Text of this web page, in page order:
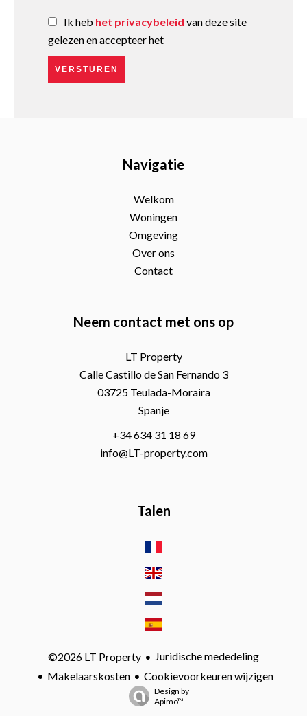
Ik heb het privacybeleid van deze site
gelezen en accepteer het
VERSTUREN
Navigatie
Welkom
Woningen
Omgeving
Over ons
Contact
Neem contact met ons op
LT Property
Calle Castillo de San Fernando 3
03725Teulada-Moraira
Spanje
+34 634 31 18 69
info@LT-property.com
Talen
©2026 LT Property
Juridische mededeling
Makelaarskosten
Cookievoorkeuren wijzigen
Design by
Apimo™